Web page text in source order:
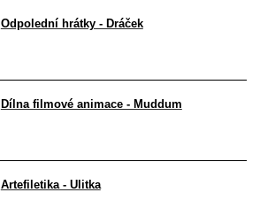
Odpolední hrátky - Dráček
Dílna filmové animace - Muddum
Artefiletika - Ulitka